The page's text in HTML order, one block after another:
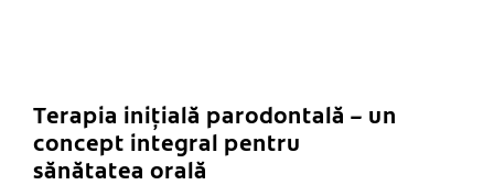
Terapia iniţială parodontală – un
concept integral pentru
sănătatea orală